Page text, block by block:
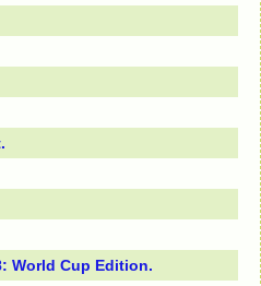
Wоrld Сuр Еditiоn.